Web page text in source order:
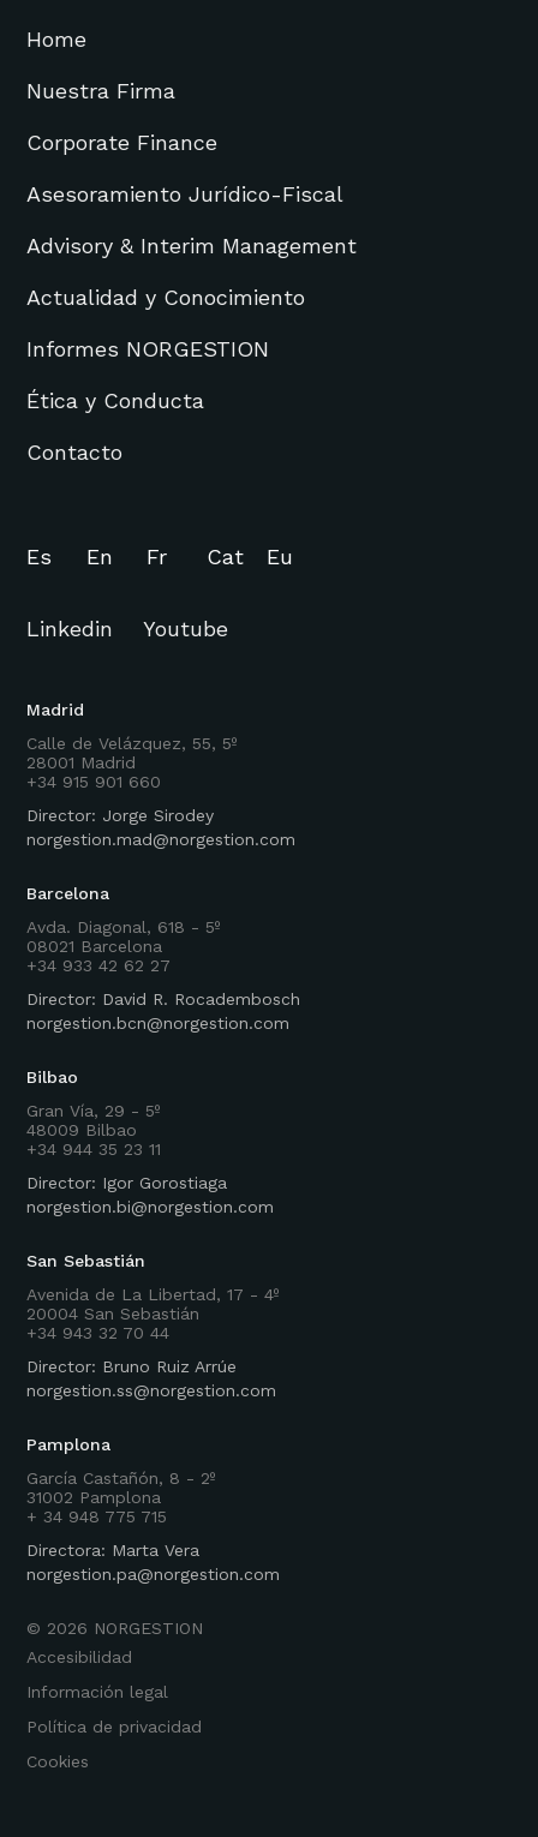
Home
Nuestra Firma
Corporate Finance
Asesoramiento Jurídico-Fiscal
Advisory & Interim Management
Actualidad y Conocimiento
Informes NORGESTION
Ética y Conducta
Contacto
Madrid
Calle de Velázquez, 55, 5º
28001 Madrid
+34 915 901 660
Director: Jorge Sirodey
norgestion.mad@norgestion.com
Barcelona
Avda. Diagonal, 618 - 5º
08021 Barcelona
+34 933 42 62 27
Director: David R. Rocadembosch
norgestion.bcn@norgestion.com
Bilbao
Gran Vía, 29 - 5º
48009 Bilbao
+34 944 35 23 11
Director: Igor Gorostiaga
norgestion.bi@norgestion.com
San Sebastián
Avenida de La Libertad, 17 - 4º
20004 San Sebastián
+34 943 32 70 44
Director: Bruno Ruiz Arrúe
norgestion.ss@norgestion.com
Pamplona
García Castañón, 8 - 2º
31002 Pamplona
+ 34 948 775 715
Directora: Marta Vera
norgestion.pa@norgestion.com
Es En Fr Cat Eu
Linkedin Youtube
Accesibilidad
Información legal
Política de privacidad
Cookies
© 2026 NORGESTION